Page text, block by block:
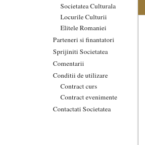
Societatea Culturala
Locurile Culturii
Elitele Romaniei
Parteneri si finantatori
Sprijiniti Societatea
Comentarii
Conditii de utilizare
Contract curs
Contract evenimente
Contactati Societatea